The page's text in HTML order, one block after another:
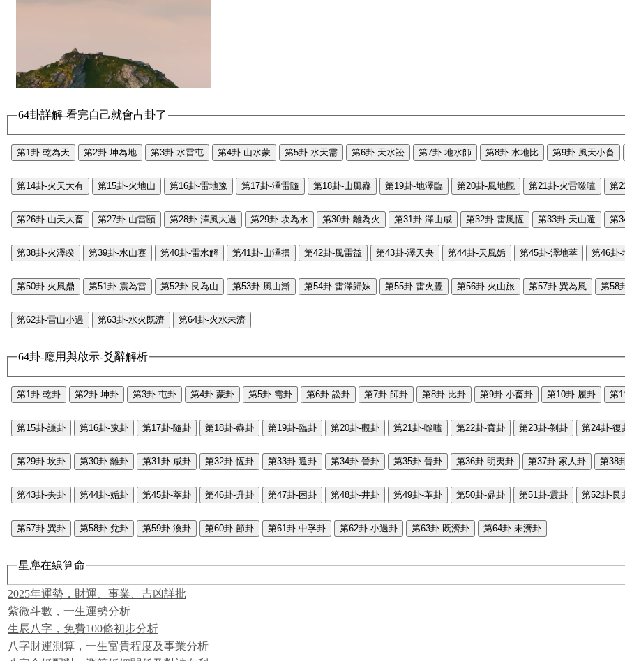
64卦詳解-看完自己就會占卦了
第1卦-乾為天 第2卦-坤為地 第3卦-水雷屯 第4卦-山水蒙 第5卦-水天需 第6卦-天水訟 第7卦-地水師 第8卦-水地比 第9卦-風天小畜
第14卦-火天大有 第15卦-火地山 第16卦-雷地豫 第17卦-澤雷隨 第18卦-山風蠱 第19卦-地澤臨 第20卦-風地觀 第21卦-火雷噬嗑 第
第26卦-山天大畜 第27卦-山雷頤 第28卦-澤風大過 第29卦-坎為水 第30卦-離為火 第31卦-澤山咸 第32卦-雷風恆 第33卦-天山遁 第
第38卦-火澤睽 第39卦-水山蹇 第40卦-雷水解 第41卦-山澤損 第42卦-風雷益 第43卦-澤天夬 第44卦-天風姤 第45卦-澤地萃 第46卦-
第50卦-火風鼎 第51卦-震為雷 第52卦-艮為山 第53卦-風山漸 第54卦-雷澤歸妹 第55卦-雷火豐 第56卦-火山旅 第57卦-巽為風 第58
第62卦-雷山小過 第63卦-水火既濟 第64卦-火水未濟
64卦-應用與啟示-爻辭解析
第1卦-乾卦 第2卦-坤卦 第3卦-屯卦 第4卦-蒙卦 第5卦-需卦 第6卦-訟卦 第7卦-師卦 第8卦-比卦 第9卦-小畜卦 第10卦-履卦 第
第15卦-謙卦 第16卦-豫卦 第17卦-隨卦 第18卦-蠱卦 第19卦-臨卦 第20卦-觀卦 第21卦-噬嗑 第22卦-賁卦 第23卦-剝卦 第24卦-復
第29卦-坎卦 第30卦-離卦 第31卦-咸卦 第32卦-恆卦 第33卦-遁卦 第34卦-晉卦 第35卦-晉卦 第36卦-明夷卦 第37卦-家人卦 第38
第43卦-夬卦 第44卦-姤卦 第45卦-萃卦 第46卦-升卦 第47卦-困卦 第48卦-井卦 第49卦-革卦 第50卦-鼎卦 第51卦-震卦 第52卦-艮
第57卦-巽卦 第58卦-兌卦 第59卦-渙卦 第60卦-節卦 第61卦-中孚卦 第62卦-小過卦 第63卦-既濟卦 第64卦-未濟卦
星塵在線算命
2025年運勢，財運、事業、吉凶詳批
紫微斗數，一生運勢分析
生辰八字，免費100條初步分析
八字財運測算，一生富貴程度及事業分析